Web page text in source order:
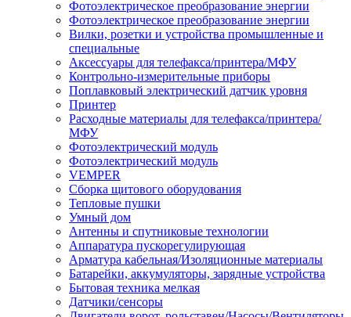
Фотоэлектрическое преобразование энергии
Фотоэлектрическое преобразование энергии
Вилки, розетки и устройства промышленные и
специальные
Аксессуары для телефакса/принтера/МФУ
Контрольно-измерительные приборы
Поплавковый электрический датчик уровня
Принтер
Расходные материалы для телефакса/принтера/
МФУ
Фотоэлектрический модуль
Фотоэлектрический модуль
VEMPER
Сборка щитового оборудования
Тепловые пушки
Умный дом
Антенны и спутниковые технологии
Аппаратура пускорегулирующая
Арматура кабельная/Изоляционные материалы
Батарейки, аккумуляторы, зарядные устройства
Бытовая техника мелкая
Датчики/сенсоры